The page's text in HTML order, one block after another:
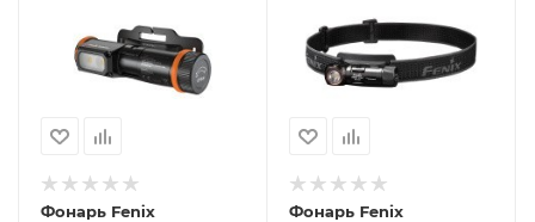
Фонарь Fenix
Фонарь Fenix